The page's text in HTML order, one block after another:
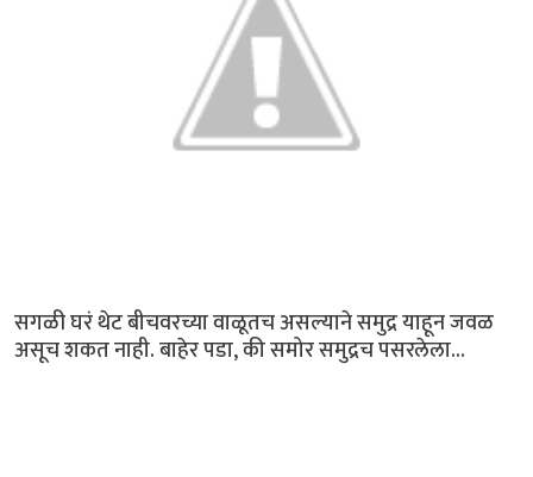
सगळी घरं थेट बीचवरच्या वाळूतच असल्याने समुद्र याहून जवळ
असूच शकत नाही. बाहेर पडा, की समोर समुद्रच पसरलेला...